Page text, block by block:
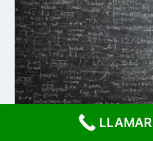
Rompecabezas de